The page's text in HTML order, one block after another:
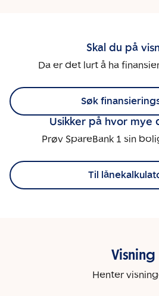
Skal du på
Da er det lurt å ha
Søk
Usikker på hvor mye
Prøv SpareBank 1 sin
Til
Visning
Henter